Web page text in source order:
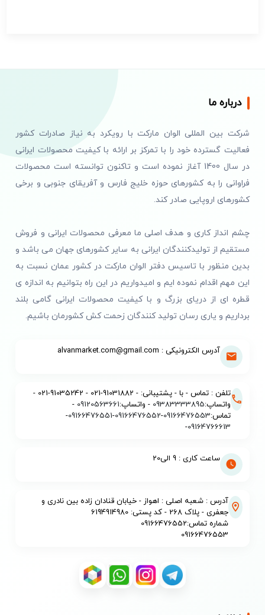
درباره ما
شرکت بین المللی الوان مارکت با رویکرد به نیاز صادرات کشور
فعالیت گسترده خود را با تمرکز بر ارائه با کیفیت محصولات ایرانی
در سال 1400 آغاز نموده است و تاکنون توانسته است محصولات
فراوانی را به کشورهای حوزه خلیج فارس و آفریقای جنوبی و برخی
کشورهای اروپایی صادر کند.
چشم انداز کاری و هدف اصلی ما معرفی محصولات ایرانی و فروش
مستقیم از تولیدکنندگان ایرانی به سایر کشورهای جهان می باشد و
بدین منظور با تاسیس دفتر الوان مارکت در کشور عمان نسبت به
این مهم اقدام نموده ایم و امیدواریم در این راه بتوانیم به اندازه ی
قطره ای از دریای بزرگ و با کیفیت محصولات ایرانی گامی بلند
برداریم و یاری رسان تولید کنندگان زحمت کش کشورمان باشیم.
آدرس الکترونیکی : alvanmarket.com@gmail.com
تلفن : تماس - با - پشتیبانی: - 91031882-021 - 91035242-021 -
واتساپ:09383333895 - واتساپ:09120563661
-
تماس:09166476553
-
09166476552
-
09166476551
-
09164766613
-
ساعت کاری : 9 الی20
آدرس : شعبه اصلی : اهواز - خیابان قنادان زاده بین نادری و
جعفری - پلاک 268 - کد پستی: 6194914980
شماره تماس:09166476552
09166476553